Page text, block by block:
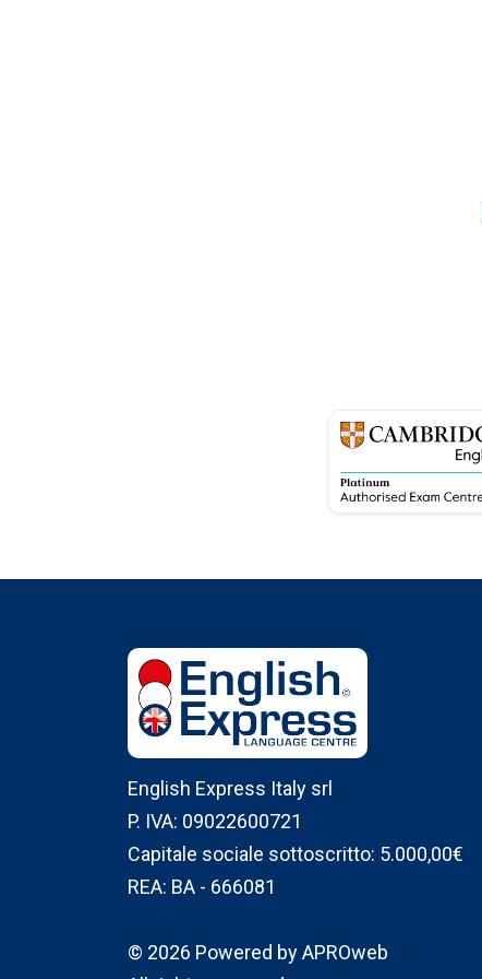
English Express Italy srl
P. IVA: 09022600721
Capitale sociale sottoscritto: 5.000,00€
REA: BA - 666081
© 2026 Powered by APROweb